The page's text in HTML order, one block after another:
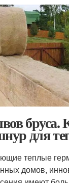
бруса.
для
теплые
домов,